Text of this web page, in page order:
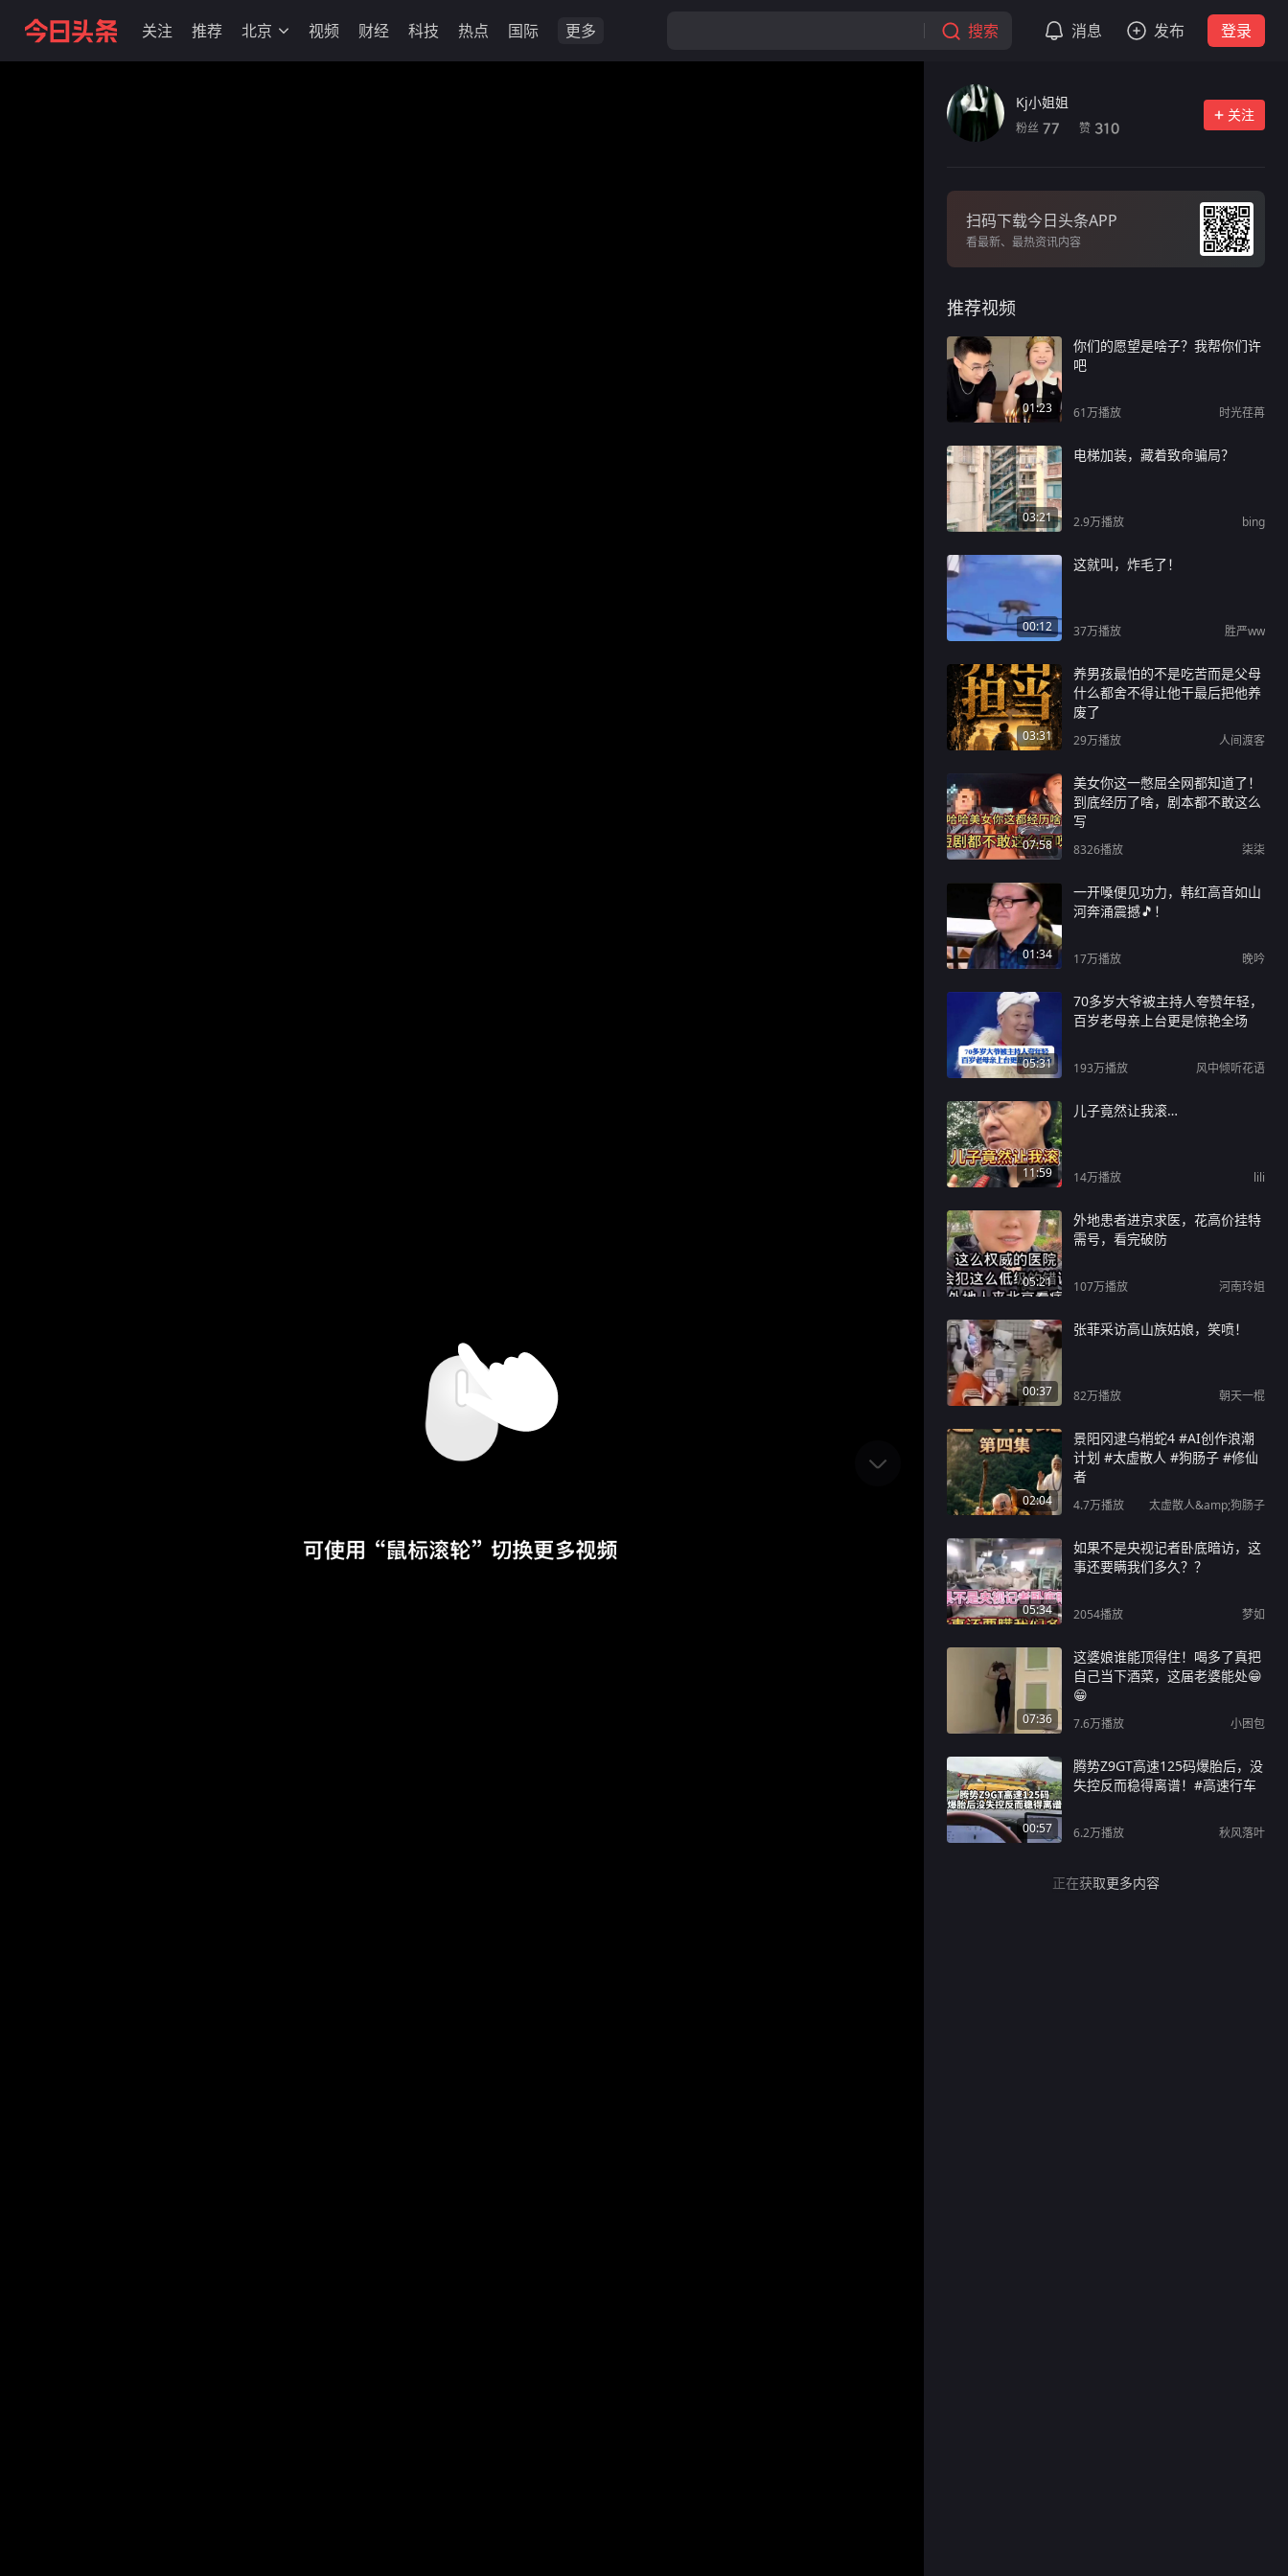
关注 推荐 北京 视频 财经 科技 热点 国际 更多 搜索 消息 发布 登录
Kj小姐姐
粉丝 77 赞 310
关注
扫码下载今日头条APP
看最新、最热资讯内容
推荐视频
01:23
你们的愿望是啥子？我帮你们许
吧
61万播放 时光荏苒
03:21
电梯加装，藏着致命骗局？
2.9万播放 bing
00:12
这就叫，炸毛了！
37万播放 胜严ww
03:31
养男孩最怕的不是吃苦而是父母
什么都舍不得让他干最后把他养
废了
29万播放 人间渡客
07:58
美女你这一憋屈全网都知道了！
到底经历了啥，剧本都不敢这么
写
8326播放 柒柒
01:34
一开嗓便见功力，韩红高音如山
河奔涌震撼🎵！
17万播放 晚吟
05:31
70多岁大爷被主持人夸赞年轻，
百岁老母亲上台更是惊艳全场
193万播放 风中倾听花语
11:59
儿子竟然让我滚…
14万播放 lili
05:21
外地患者进京求医，花高价挂特
需号，看完破防
107万播放 河南玲姐
00:37
张菲采访高山族姑娘，笑喷！
82万播放 朝天一棍
02:04
景阳冈逮乌梢蛇4 #AI创作浪潮
计划 #太虚散人 #狗肠子 #修仙
者
4.7万播放 太虚散人&amp;狗肠子
05:34
如果不是央视记者卧底暗访，这
事还要瞒我们多久？？
2054播放 梦如
07:36
这婆娘谁能顶得住！喝多了真把
自己当下酒菜，这届老婆能处😁
😁
7.6万播放 小困包
00:57
腾势Z9GT高速125码爆胎后，没
失控反而稳得离谱！#高速行车
6.2万播放 秋风落叶
正在获取更多内容